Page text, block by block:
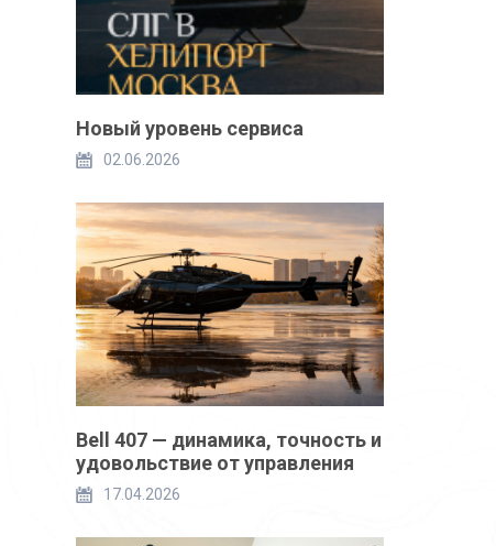
Новый уровень сервиса
02.06.2026
Bell 407 — динамика, точность и
удовольствие от управления
17.04.2026